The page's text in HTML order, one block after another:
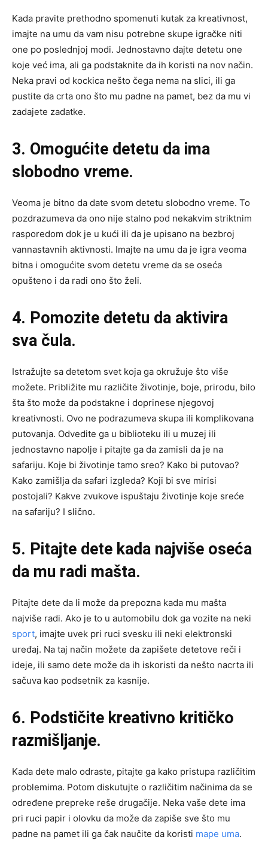
Kada pravite prethodno spomenuti kutak za kreativnost,
imajte na umu da vam nisu potrebne skupe igračke niti
one po poslednjoj modi. Jednostavno dajte detetu one
koje već ima, ali ga podstaknite da ih koristi na nov način.
Neka pravi od kockica nešto čega nema na slici, ili ga
pustite da crta ono što mu padne na pamet, bez da mu vi
zadajete zadatke.
3. Omogućite detetu da ima
slobodno vreme.
Veoma je bitno da date svom detetu slobodno vreme. To
pozdrazumeva da ono nije stalno pod nekakvim striktnim
rasporedom dok je u kući ili da je upisano na bezbroj
vannastavnih aktivnosti. Imajte na umu da je igra veoma
bitna i omogućite svom detetu vreme da se oseća
opušteno i da radi ono što želi.
4. Pomozite detetu da aktivira
sva čula.
Istražujte sa detetom svet koja ga okružuje što više
možete. Približite mu različite životinje, boje, prirodu, bilo
šta što može da podstakne i doprinese njegovoj
kreativnosti. Ovo ne podrazumeva skupa ili komplikovana
putovanja. Odvedite ga u biblioteku ili u muzej ili
jednostavno napolje i pitajte ga da zamisli da je na
safariju. Koje bi životinje tamo sreo? Kako bi putovao?
Kako zamišlja da safari izgleda? Koji bi sve mirisi
postojali? Kakve zvukove ispuštaju životinje koje sreće
na safariju? I slično.
5. Pitajte dete kada najviše oseća
da mu radi mašta.
Pitajte dete da li može da prepozna kada mu mašta
najviše radi. Ako je to u automobilu dok ga vozite na neki
sport, imajte uvek pri ruci svesku ili neki elektronski
uređaj. Na taj način možete da zapišete detetove reči i
ideje, ili samo dete može da ih iskoristi da nešto nacrta ili
sačuva kao podsetnik za kasnije.
6. Podstičite kreativno kritičko
razmišljanje.
Kada dete malo odraste, pitajte ga kako pristupa različitim
problemima. Potom diskutujte o različitim načinima da se
određene prepreke reše drugačije. Neka vaše dete ima
pri ruci papir i olovku da može da zapiše sve što mu
padne na pamet ili ga čak naučite da koristi mape uma.